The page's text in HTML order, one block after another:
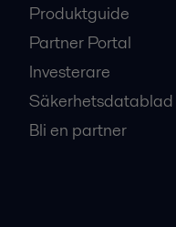
Produktguide
Partner Portal
Investerare
Säkerhetsdatablad
Bli en partner